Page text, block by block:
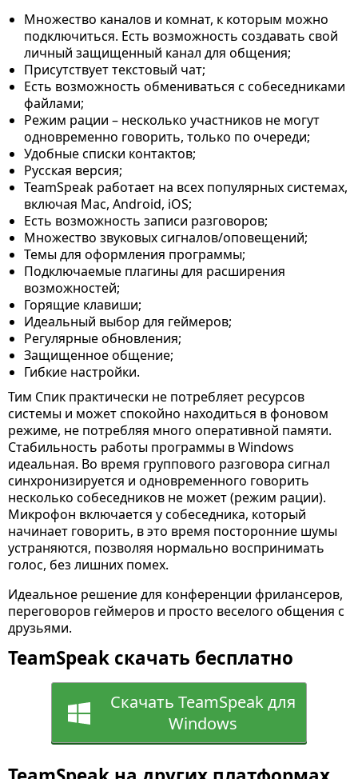
Множество каналов и комнат, к которым можно
подключиться. Есть возможность создавать свой
личный защищенный канал для общения;
Присутствует текстовый чат;
Есть возможность обмениваться с собеседниками
файлами;
Режим рации – несколько участников не могут
одновременно говорить, только по очереди;
Удобные списки контактов;
Русская версия;
TeamSpeak работает на всех популярных системах,
включая Mac, Android, iOS;
Есть возможность записи разговоров;
Множество звуковых сигналов/оповещений;
Темы для оформления программы;
Подключаемые плагины для расширения
возможностей;
Горящие клавиши;
Идеальный выбор для геймеров;
Регулярные обновления;
Защищенное общение;
Гибкие настройки.
Тим Спик практически не потребляет ресурсов
системы и может спокойно находиться в фоновом
режиме, не потребляя много оперативной памяти.
Стабильность работы программы в Windows
идеальная. Во время группового разговора сигнал
синхронизируется и одновременного говорить
несколько собеседников не может (режим рации).
Микрофон включается у собеседника, который
начинает говорить, в это время посторонние шумы
устраняются, позволяя нормально воспринимать
голос, без лишних помех.
Идеальное решение для конференции фрилансеров,
переговоров геймеров и просто веселого общения с
друзьями.
TeamSpeak скачать бесплатно
Скачать TeamSpeak для
Windows